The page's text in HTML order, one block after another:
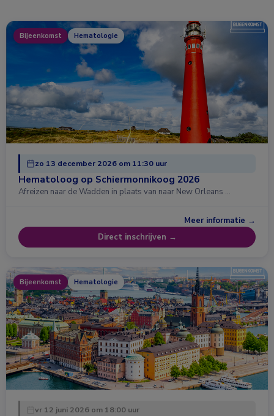
Bijeenkomst Hematologie
zo 13 december 2026 om 11:30 uur
Hematoloog op Schiermonnikoog 2026
Afreizen naar de Wadden in plaats van naar New Orleans …
Meer informatie →
Direct inschrijven →
Bijeenkomst Hematologie
vr 12 juni 2026 om 18:00 uur